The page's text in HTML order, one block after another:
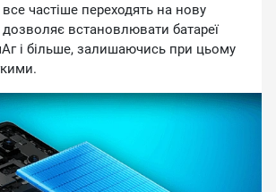
частіше переходять на нову
встановлювати батареї
і більше, залишаючись при цьому